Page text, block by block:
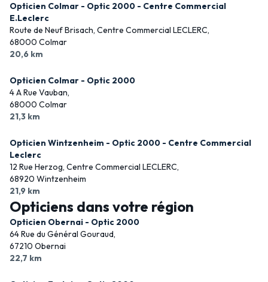
Opticien Colmar - Optic 2000 - Centre Commercial
E.Leclerc
Route de Neuf Brisach, Centre Commercial LECLERC,
68000 Colmar
20,6 km
Opticien Colmar - Optic 2000
4 A Rue Vauban,
68000 Colmar
21,3 km
Opticien Wintzenheim - Optic 2000 - Centre Commercial
Leclerc
12 Rue Herzog, Centre Commercial LECLERC,
68920 Wintzenheim
21,9 km
Opticiens dans votre région
Opticien Obernai - Optic 2000
64 Rue du Général Gouraud,
67210 Obernai
22,7 km